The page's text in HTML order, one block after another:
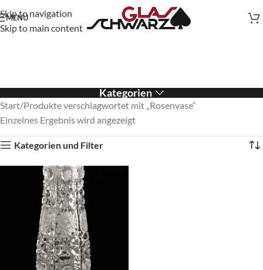
Skip to navigation
Skip to main content
MENU
Kategorien
Start Produkte verschlagwortet mit „Rosenvase“
Einzelnes Ergebnis wird angezeigt
Kategorien und Filter